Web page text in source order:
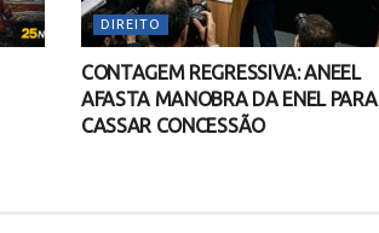
DIREITO
CONTAGEM REGRESSIVA: ANEEL
AFASTA MANOBRA DA ENEL PARA
CASSAR CONCESSÃO